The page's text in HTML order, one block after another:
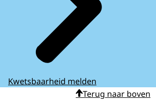
Kwetsbaarheid melden
Terug naar boven